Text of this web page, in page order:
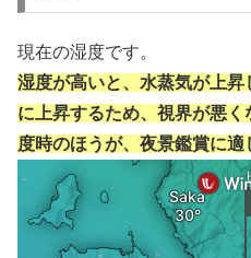
現在の湿度です。
湿度が高いと、水蒸気が上
に上昇するため、視界が悪
度時のほうが、夜景鑑賞に適